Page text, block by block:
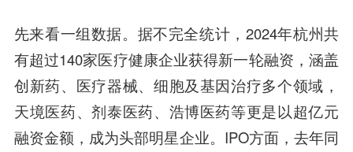
先来看一组数据。据不完全统计，2024年杭州共
有超过140家医疗健康企业获得新一轮融资，涵盖
创新药、医疗器械、细胞及基因治疗多个领域，
天境医药、剂泰医药、浩博医药等更是以超亿元
融资金额，成为头部明星企业。IPO方面，去年同